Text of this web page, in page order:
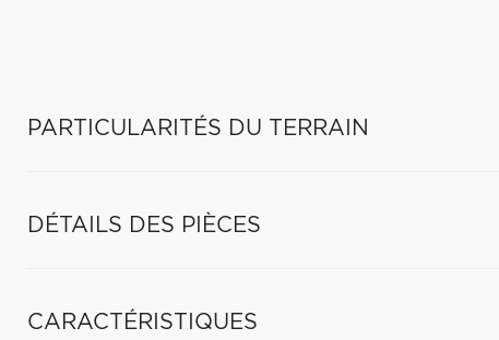
PARTICULARITÉS DU TERRAIN
DÉTAILS DES PIÈCES
CARACTÉRISTIQUES